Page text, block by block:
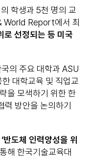
학생과 5천 명의 교
World Report에서 최
로 선정되는 등 미국
의 주요 대학과 ASU
대학교육 및 직업교
을 모색하기 위한 한
방안을 논의하기
‘반도체 인력양성을 위
해 한국기술교육대